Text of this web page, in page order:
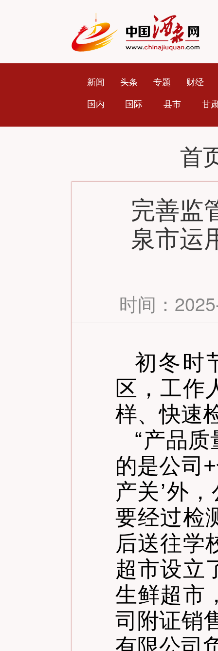
新闻 头条 专题
财经
国内
国际 县市 甘
首
完善监
泉市运
时间：
初冬时
区，工作
样、快速
“产品
的是公司
产关’外，
要经过检
后送往学
超市设立
生鲜超市
司附证销